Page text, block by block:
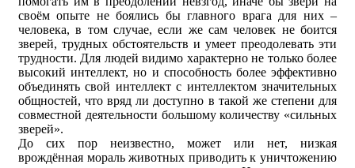
своём опыте не боялись бы главного врага для них –
человека, в том случае, если же сам человек не боится
зверей, трудных обстоятельств и умеет преодолевать эти
трудности. Для людей видимо характерно не только более
высокий интеллект, но и способность более эффективно
объединять свой интеллект с интеллектом значительных
общностей, что вряд ли доступно в такой же степени для
совместной деятельности большому количеству «сильных
зверей».
До сих пор неизвестно, может или нет, низкая
врождённая мораль животных приводить к уничтожению